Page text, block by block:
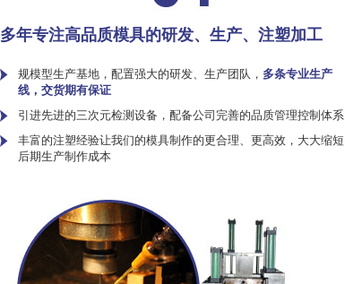
多年专注高品质模具的研发、生产、注塑加工
规模型生产基地，配置强大的研发、生产团队， 多条专业生产
线，交货期有保证
引进先进的三次元检测设备，配备公司完善的品质管理控制体系
丰富的注塑经验让我们的模具制作的更合理、更高效，大大缩短
后期生产制作成本